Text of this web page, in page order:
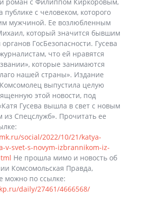
публике с человеком, которого
мужчиной. Ее возлюбленным
который значится бывшим
ГосБезопасности. Гусева
что ей нравятся
которые занимаются
нашей страны». Издание
выпустила целую
этой новости, под
Гусева вышла в свет с новым
из Спецслужб». Прочитать ее
social/2022/10/21/katya-
v-svet-s-novym-izbrannikom-iz-
Не прошла мимо и новость об
Комсомольская Правда,
можно по ссылке:
daily/27461/4666568/